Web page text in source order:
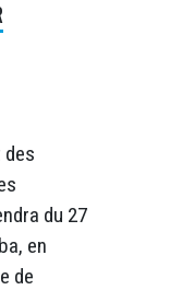
des
du 27
en
de